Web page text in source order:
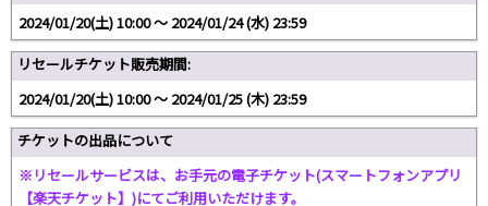
2024/01/20(土) 10:00 〜 2024/01/24 (水) 23:59
リセールチケット販売期間:
2024/01/20(土) 10:00 〜 2024/01/25 (木) 23:59
チケットの出品について
※リセールサービスは、お手元の電子チケット(スマートフォンアプリ
【楽天チケット】)にてご利用いただけます。